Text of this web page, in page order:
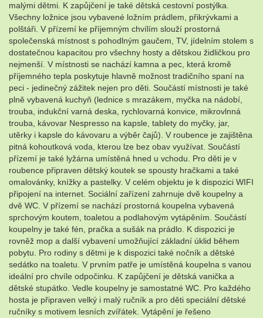
malými dětmi. K zapůjčení je také dětská cestovní postýlka.
Všechny ložnice jsou vybavené ložním prádlem, přikrývkami a
polštáři. V přízemí ke příjemným chvílím slouží prostorná
společenská místnost s pohodlným gaučem, TV, jídelním stolem s
dostatečnou kapacitou pro všechny hosty a dětskou židličkou pro
nejmenší. V místnosti se nachází kamna a pec, která kromě
příjemného tepla poskytuje hlavně možnost tradičního spaní na
peci - jedinečný zážitek nejen pro děti. Součástí místnosti je také
plně vybavená kuchyň (lednice s mrazákem, myčka na nádobí,
trouba, indukční varná deska, rychlovarná konvice, mikrovlnná
trouba, kávovar Nespresso na kapsle, tablety do myčky, jar,
utěrky i kapsle do kávovaru a výběr čajů). V roubence je zajištěna
pitná kohoutková voda, kterou lze bez obav využívat. Součástí
přízemí je také lyžárna umístěná hned u vchodu. Pro děti je v
roubence připraven dětský koutek se spousty hračkami a také
omalovánky, knížky a pastelky. V celém objektu je k dispozici WIFI
připojení na internet. Sociální zařízení zahrnuje dvě koupelny a
dvě WC. V přízemí se nachází prostorná koupelna vybavená
sprchovým koutem, toaletou a podlahovým vytápěním. Součástí
koupelny je také fén, pračka a sušák na prádlo. K dispozici je
rovněž mop a další vybavení umožňující základní úklid během
pobytu. Pro rodiny s dětmi je k dispozici také nočník a dětské
sedátko na toaletu. V prvním patře je umístěná koupelna s vanou
ideální pro chvíle odpočinku. K zapůjčení je dětská vanička a
dětské stupátko. Vedle koupelny je samostatné WC. Pro každého
hosta je připraven velký i malý ručník a pro děti speciální dětské
ručníky s motivem lesních zvířátek. Vytápění je řešeno